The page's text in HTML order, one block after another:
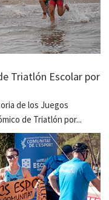
Triatlón Escolar por
de los Juegos
de Triatlón por...